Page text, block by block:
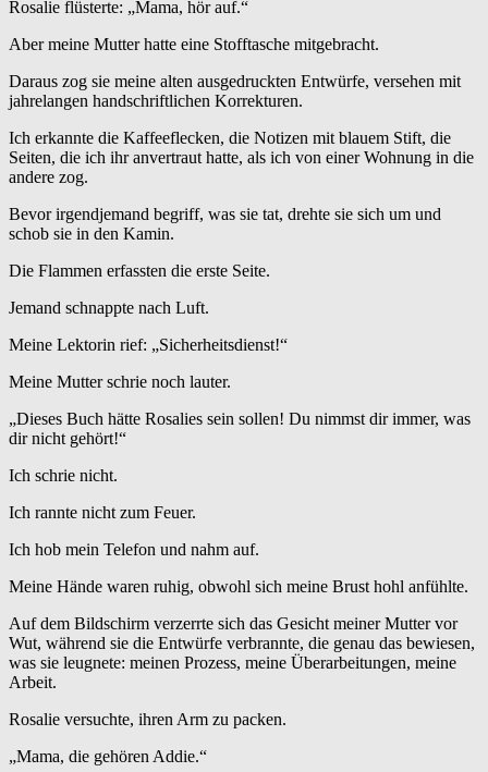
Rosalie flüsterte: „Mama, hör auf.“
Aber meine Mutter hatte eine Stofftasche mitgebracht.
Daraus zog sie meine alten ausgedruckten Entwürfe, versehen mit
jahrelangen handschriftlichen Korrekturen.
Ich erkannte die Kaffeeflecken, die Notizen mit blauem Stift, die
Seiten, die ich ihr anvertraut hatte, als ich von einer Wohnung in die
andere zog.
Bevor irgendjemand begriff, was sie tat, drehte sie sich um und
schob sie in den Kamin.
Die Flammen erfassten die erste Seite.
Jemand schnappte nach Luft.
Meine Lektorin rief: „Sicherheitsdienst!“
Meine Mutter schrie noch lauter.
„Dieses Buch hätte Rosalies sein sollen! Du nimmst dir immer, was
dir nicht gehört!“
Ich schrie nicht.
Ich rannte nicht zum Feuer.
Ich hob mein Telefon und nahm auf.
Meine Hände waren ruhig, obwohl sich meine Brust hohl anfühlte.
Auf dem Bildschirm verzerrte sich das Gesicht meiner Mutter vor
Wut, während sie die Entwürfe verbrannte, die genau das bewiesen,
was sie leugnete: meinen Prozess, meine Überarbeitungen, meine
Arbeit.
Rosalie versuchte, ihren Arm zu packen.
„Mama, die gehören Addie.“